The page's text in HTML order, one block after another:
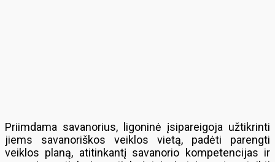
Priimdama savanorius, ligoninė įsipareigoja užtikrinti
jiems savanoriškos veiklos vietą, padėti parengti
veiklos planą, atitinkantį savanorio kompetencijas ir